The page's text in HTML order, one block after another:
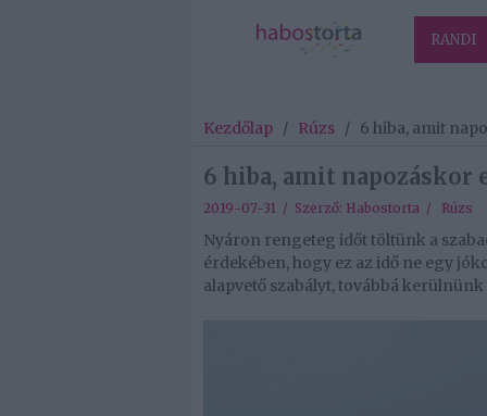
RANDI
Kezdőlap / Rúzs / 6 hiba, amit
6 hiba, amit napozáskor
2019-07-31 / Szerző: Habostorta / Rúzs
Nyáron rengeteg időt töltünk a
érdekében, hogy ez az idő ne egy
alapvető szabályt, továbbá